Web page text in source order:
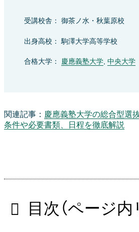
受講校舎： 御茶ノ水・秋葉原校
出身高校： 駒澤大学高等学校
合格大学： 慶應義塾大学 中央大学
関連記事： 慶應義塾大学の総合型選
条件や必要書類、日程を徹底解説
目次（ページ内